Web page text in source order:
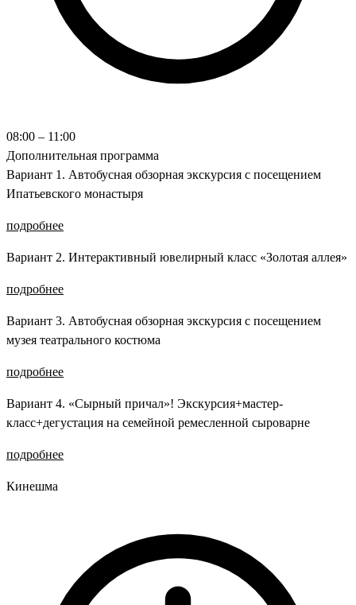
08:00 – 11:00
Дополнительная программа
Вариант 1. Автобусная обзорная экскурсия с посещением
Ипатьевского монастыря
подробнее
Вариант 2. Интерактивный ювелирный класс «Золотая аллея»
подробнее
Вариант 3. Автобусная обзорная экскурсия с посещением
музея театрального костюма
подробнее
Вариант 4. «Сырный причал»! Экскурсия+мастер-
класс+дегустация на семейной ремесленной сыроварне
подробнее
Кинешма